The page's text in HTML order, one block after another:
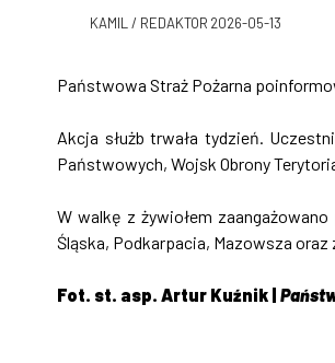
KAMIL / REDAKTOR 2026-05-13
Państwowa Straż Pożarna
Akcja służb trwała tydzień.
Państwowych, Wojsk Obrony
W walkę z żywiołem
Śląska, Podkarpacia, Mazowsza
Fot. st. asp. Artur Kuźnik |